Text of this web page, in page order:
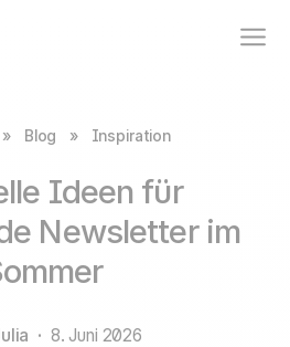
» Blog » Inspiration
Ideen für
Newsletter im
· 8. Juni 2026